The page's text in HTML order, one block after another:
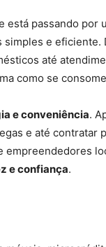
está passando por
e eficiente.
até
como se
e conveniência.
e até contratar
e confiança.